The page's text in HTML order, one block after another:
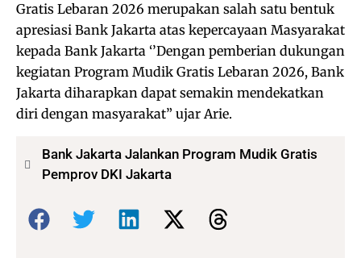
Gratis Lebaran 2026 merupakan salah satu bentuk
apresiasi Bank Jakarta atas kepercayaan Masyarakat
kepada Bank Jakarta ‘’Dengan pemberian dukungan
kegiatan Program Mudik Gratis Lebaran 2026, Bank
Jakarta diharapkan dapat semakin mendekatkan
diri dengan masyarakat” ujar Arie.
Bank Jakarta Jalankan Program Mudik Gratis
Pemprov DKI Jakarta
Bagikan: